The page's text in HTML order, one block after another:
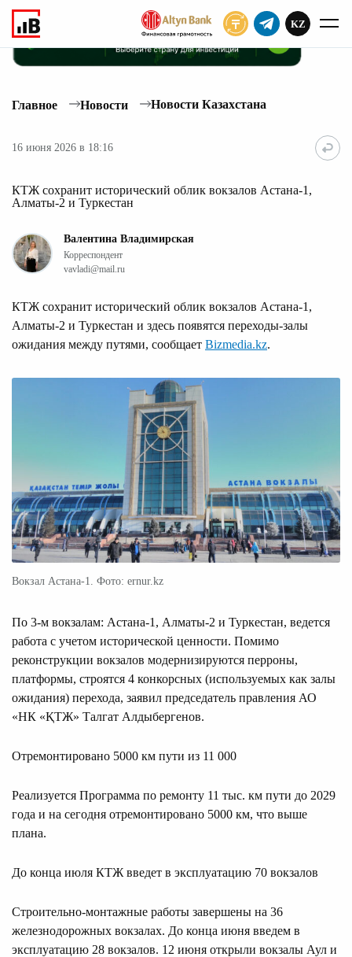
KZ
Главное Новости Новости Казахстана
16 июня 2026 в 18:16
КТЖ сохранит исторический облик вокзалов Астана-1,
Алматы-2 и Туркестан
Валентина Владимирская
Корреспондент
vavladi@mail.ru
КТЖ сохранит исторический облик вокзалов Астана-1,
Алматы-2 и Туркестан и здесь появятся переходы-залы
ожидания между путями, сообщает Bizmedia.kz.
Вокзал Астана-1. Фото: ernur.kz
По 3-м вокзалам: Астана-1, Алматы-2 и Туркестан, ведется
работа с учетом исторической ценности. Помимо
реконструкции вокзалов модернизируются перроны,
платформы, строятся 4 конкорсных (используемых как залы
ожидания) перехода, заявил председатель правления АО
«НК «ҚТЖ» Талгат Алдыбергенов.
Отремонтировано 5000 км пути из 11 000
Реализуется Программа по ремонту 11 тыс. км пути до 2029
года и на сегодня отремонтировано 5000 км, что выше
плана.
До конца июля КТЖ введет в эксплуатацию 70 вокзалов
Строительно-монтажные работы завершены на 36
железнодорожных вокзалах. До конца июня введем в
эксплуатацию 28 вокзалов. 12 июня открыли вокзалы Аул и